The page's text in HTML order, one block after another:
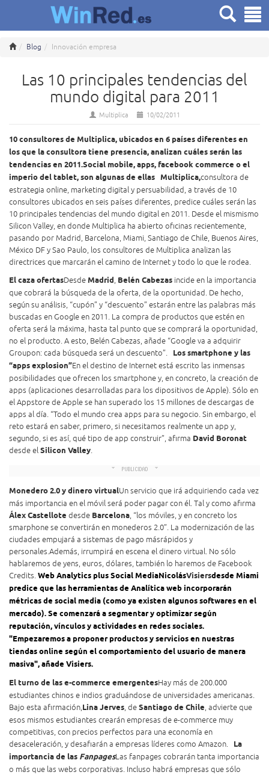
Blog Innovación empresa
Las 10 principales tendencias del
mundo digital para 2011
Multiplica 10/02/2011
10 consultores de Multiplica, ubicados en 6 países diferentes en
los que la consultora tiene presencia, analizan cuáles serán las
tendencias en 2011.Social mobile, apps, facebook commerce o el
imperio del tablet, son algunas de ellas Multiplica,consultora de
estrategia online, marketing digital y persuabilidad, a través de 10
consultores ubicados en seis países diferentes, predice cuáles serán las
10 principales tendencias del mundo digital en 2011. Desde el mismismo
Silicon Valley, en donde Multiplica ha abierto oficinas recientemente,
pasando por Madrid, Barcelona, Miami, Santiago de Chile, Buenos Aires,
México DF y Sao Paulo, los consultores de Multiplica analizan las
directrices que marcarán el camino de Internet y todo lo que le rodea.
El caza ofertasDesdeMadrid, Belén Cabezas incide en la importancia
que cobrará la búsqueda de la oferta, de la oportunidad. De hecho,
según su análisis, “cupón” y “descuento” estarán entre las palabras más
buscadas en Google en 2011. La compra de productos que estén en
oferta será la máxima, hasta tal punto que se comprará la oportunidad,
no el producto. A esto, Belén Cabezas, añade “Google va a adquirir
Groupon: cada búsqueda será un descuento”. Los smartphone y las
“apps explosion”En el destino de Internet está escrito las inmensas
posibilidades que ofrecen los smartphone y, en concreto, la creación de
apps (aplicaciones desarrolladas para los dipositivos de Apple). Sólo en
el Appstore de Apple se han superado los 15 millones de descargas de
apps al día. “Todo el mundo crea apps para su negocio. Sin embargo, el
reto estará en saber, primero, si necesitamos realmente un app y,
segundo, si es así, qué tipo de app construir”, afirma David Boronat
desde elSilicon Valley.
Monedero 2.0 y dinero virtualUn servicio que irá adquiriendo cada vez
más importancia en el móvil será poder pagar con él. Tal y como afirma
Álex Castellote desde Barcelona, “los móviles, y en concreto los
smarphone se convertirán en monederos 2.0”. La modernización de las
ciudades empujará a sistemas de pago másrápidos y
personales.Además, irrumpirá en escena el dinero virtual. No sólo
hablaremos de yens, euros, dólares, también lo haremos de Facebook
Credits.Web Analytics plus Social MediaNicolásVisiersdesde Miami
predice que las herramientas de Analítica web incorporarán
métricas de social media (como ya existen algunos softwares en el
mercado). Se comenzará a segmentar y optimizar según
reputación, vínculos y actividades en redes sociales.
"Empezaremos a proponer productos y servicios en nuestras
tiendas online según el comportamiento del usuario de manera
masiva",añade Visiers.
El turno de las e-commerce emergentesHay más de 200.000
estudiantes chinos e indios graduándose de universidades americanas.
Bajo esta afirmación,Lina Jerves, deSantiago de Chile, advierte que
esos mismos estudiantes crearán empresas de e-commerce muy
competitivas, con precios perfectos para una economía en
desaceleración, y desafiarán a empresas líderes como Amazon. La
importancia de las FanpagesLas fanpages cobrarán tanta importancia
o más que las webs corporativas. Incluso habrá empresas que sólo